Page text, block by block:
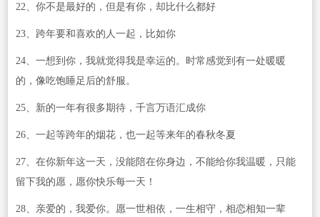
22、你不是最好的，但是有你，却比什么都好
23、跨年要和喜欢的人一起，比如你
24、一想到你，我就觉得我是幸运的。时常感觉到有一处暖暖
的，像吃饱睡足后的舒服。
25、新的一年有很多期待，千言万语汇成你
26、一起等跨年的烟花，也一起等来年的春秋冬夏
27、在你新年这一天，没能陪在你身边，不能给你我温暖，只能
留下我的愿，愿你快乐每一天！
28、亲爱的，我爱你。愿一世相依，一生相守，相恋相知一辈